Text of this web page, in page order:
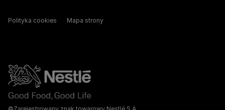
Polityka cookies Mapa strony